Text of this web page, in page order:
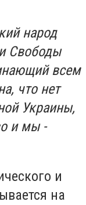
народ
Свободы
всем
что нет
Украины,
и мы -
и
на